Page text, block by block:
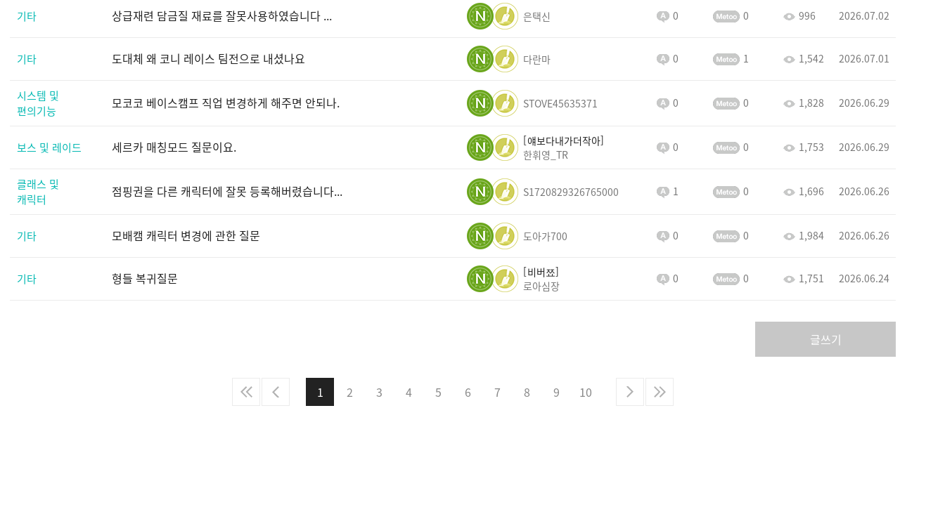
기타 상급재련 담금질 재료를 잘못사용하였습니다 ... 은택신 0 0 996 2026.07.02
기타 도대체 왜 코니 레이스 팀전으로 내셨나요 다란마 0 1 1,542 2026.07.01
시스템 및
편의기능
모코코 베이스캠프 직업 변경하게 해주면 안되나. STOVE45635371 0 0 1,828 2026.06.29
보스 및 레이드 세르카 매칭모드 질문이요.
얘보다내가더작아
한휘영_TR
0 0 1,753 2026.06.29
클래스 및
캐릭터
점핑권을 다른 캐릭터에 잘못 등록해버렸습니다... S1720829326765000 1 0 1,696 2026.06.26
기타 모배캠 캐릭터 변경에 관한 질문 도아가700 0 0 1,984 2026.06.26
기타 형들 복귀질문
비버쬬
로아심장
0 0 1,751 2026.06.24
글쓰기
1 2 3 4 5 6 7 8 9 10